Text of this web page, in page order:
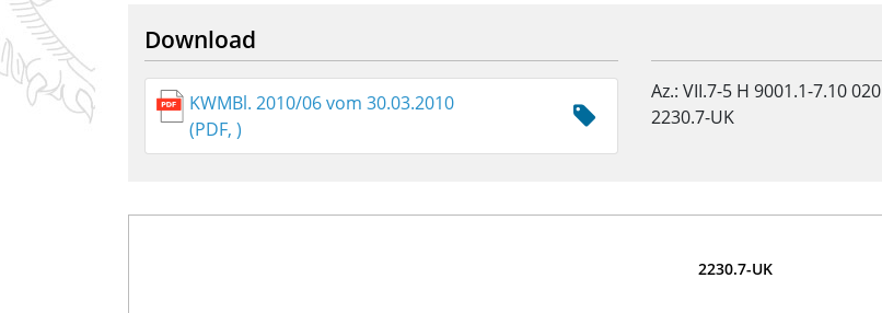
Download
KWMBl. 2010/06 vom 30.03.2010
(PDF, )
Az.: VII.7-5 H 9001.1-7.10 020
2230.7-UK
2230.7-UK